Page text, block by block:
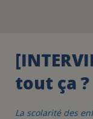
tout ça ?
La scolarité des